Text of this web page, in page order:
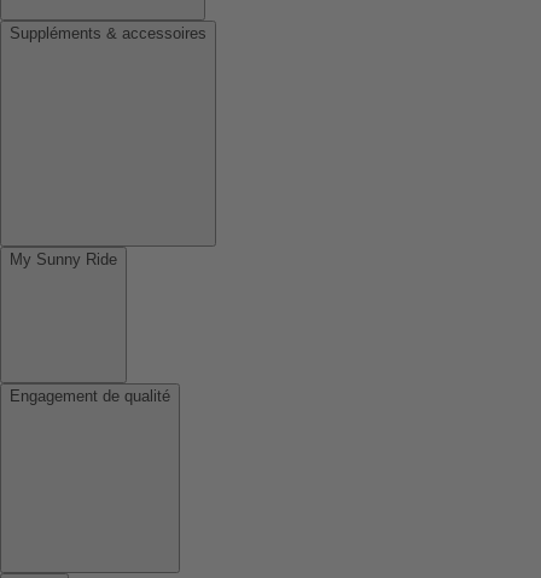
Suppléments & accessoires
My Sunny Ride
Engagement de qualité